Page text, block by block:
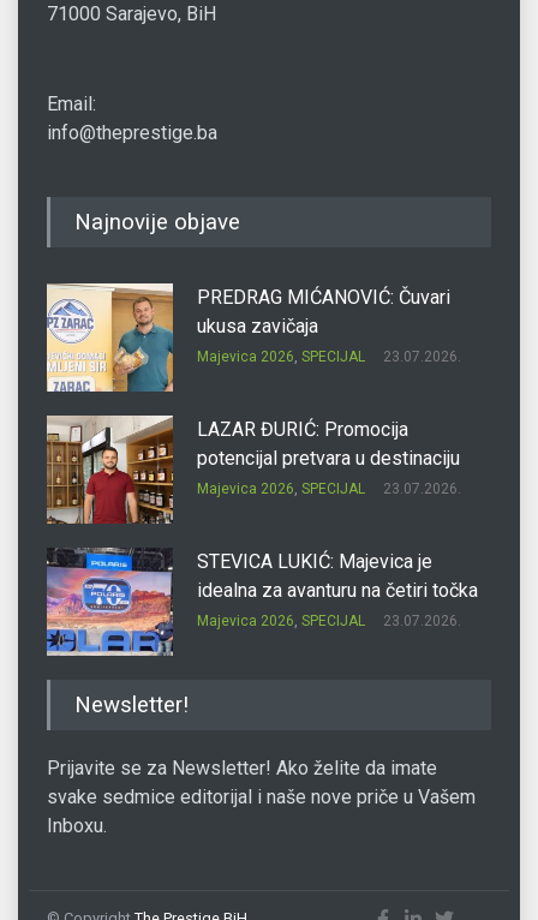
71000 Sarajevo, BiH
Email:
info@theprestige.ba
Najnovije objave
PREDRAG MIĆANOVIĆ: Čuvari
ukusa zavičaja
Majevica 2026, SPECIJAL 23.07.2026.
LAZAR ĐURIĆ: Promocija
potencijal pretvara u destinaciju
Majevica 2026, SPECIJAL 23.07.2026.
STEVICA LUKIĆ: Majevica je
idealna za avanturu na četiri točka
Majevica 2026, SPECIJAL 23.07.2026.
Newsletter!
Prijavite se za Newsletter! Ako želite da imate
svake sedmice editorijal i naše nove priče u Vašem
Inboxu.